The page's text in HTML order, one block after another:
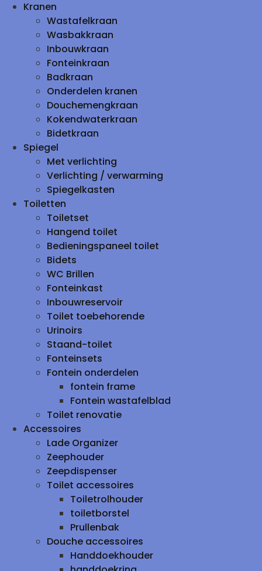
Kranen
Wastafelkraan
Wasbakkraan
Inbouwkraan
Fonteinkraan
Badkraan
Onderdelen kranen
Douchemengkraan
Kokendwaterkraan
Bidetkraan
Spiegel
Met verlichting
Verlichting / verwarming
Spiegelkasten
Toiletten
Toiletset
Hangend toilet
Bedieningspaneel toilet
Bidets
WC Brillen
Fonteinkast
Inbouwreservoir
Toilet toebehorende
Urinoirs
Staand-toilet
Fonteinsets
Fontein onderdelen
fontein frame
Fontein wastafelblad
Toilet renovatie
Accessoires
Lade Organizer
Zeephouder
Zeepdispenser
Toilet accessoires
Toiletrolhouder
toiletborstel
Prullenbak
Douche accessoires
Handdoekhouder